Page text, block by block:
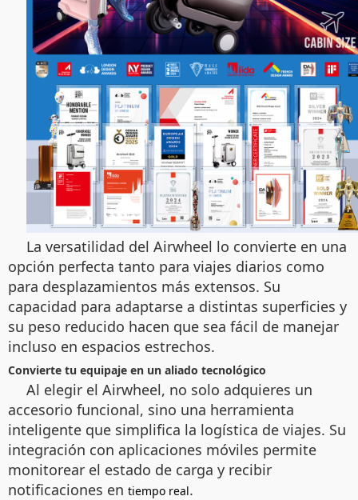
La versatilidad del Airwheel lo convierte en una
opción perfecta tanto para viajes diarios como
para desplazamientos más extensos. Su
capacidad para adaptarse a distintas superficies y
su peso reducido hacen que sea fácil de manejar
incluso en espacios estrechos.
Convierte tu equipaje en un aliado tecnológico
Al elegir el Airwheel, no solo adquieres un
accesorio funcional, sino una herramienta
inteligente que simplifica la logística de viajes. Su
integración con aplicaciones móviles permite
monitorear el estado de carga y recibir
notificaciones en tiempo real.